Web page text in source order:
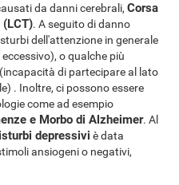
da danni cerebrali,Corsa
. A seguito di danno
dell'attenzione in generale
o qualche più
(incapacità di partecipare al lato
. Inoltre, ci possono essere
come ad esempio
e Morbo di Alzheimer. Al
depressivi è data
ansiogeni o negativi,